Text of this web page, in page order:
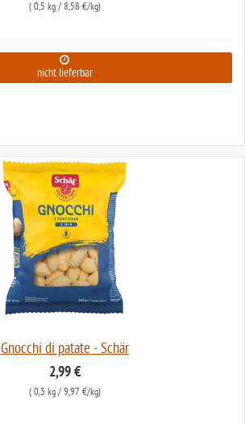
( 0,5 kg/ 8,58 €/kg)
nicht lieferbar
Gnocchi di patate - Schär
2,99 €
( 0,3 kg/ 9,97 €/kg)